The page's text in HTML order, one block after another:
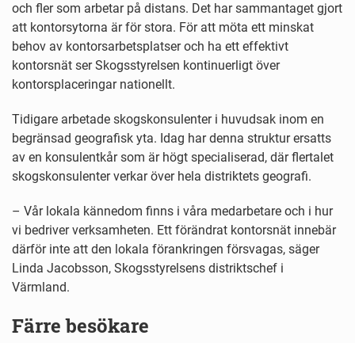
och fler som arbetar på distans. Det har sammantaget gjort
att kontorsytorna är för stora. För att möta ett minskat
behov av kontorsarbetsplatser och ha ett effektivt
kontorsnät ser Skogsstyrelsen kontinuerligt över
kontorsplaceringar nationellt.
Tidigare arbetade skogskonsulenter i huvudsak inom en
begränsad geografisk yta. Idag har denna struktur ersatts
av en konsulentkår som är högt specialiserad, där flertalet
skogskonsulenter verkar över hela distriktets geografi.
– Vår lokala kännedom finns i våra medarbetare och i hur
vi bedriver verksamheten. Ett förändrat kontorsnät innebär
därför inte att den lokala förankringen försvagas, säger
Linda Jacobsson, Skogsstyrelsens distriktschef i
Värmland.
Färre besökare